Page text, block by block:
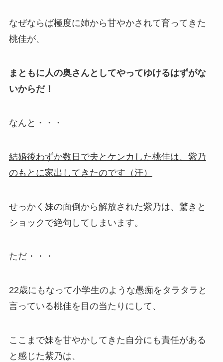
なぜならば極度に姉から甘やかされて育ってきた
桃佳が、
まともに人の奥さんとしてやってゆけるはずがな
いからだ！
なんと・・・
結婚後わずか数日で夫とケンカした桃佳は、紫乃
のもとに家出してきたのです（汗）
せっかく妹の面倒から解放された紫乃は、驚きと
ショックで絶句してしまいます。
ただ・・・
22歳にもなって小学生のような愚痴をタラタラと
言っている桃佳を目の当たりにして、
ここまで妹を甘やかしてきた自分にも責任がある
と感じた紫乃は、